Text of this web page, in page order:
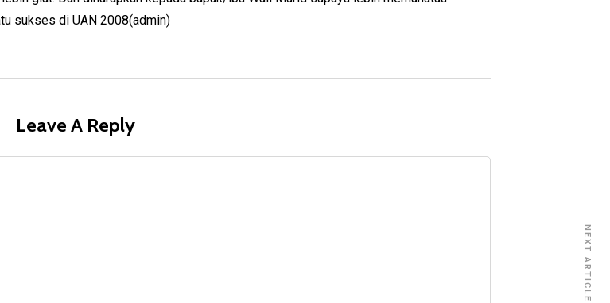
sukses di UAN 2008(admin)
Leave A Reply
NEXT ARTICLE